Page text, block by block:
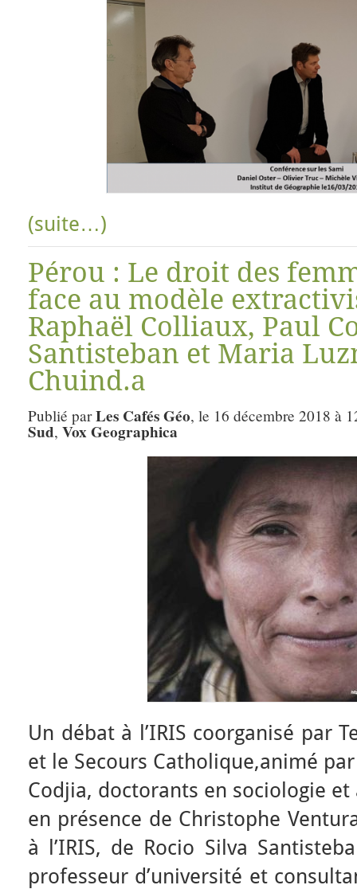
(suite…)
Pérou : Le droit des
face au modèle
Raphaël Colliaux, Paul
Santisteban et Maria
Chuind.a
Publié parLes Cafés Géo, le 16 décembre 2018 à
Sud, Vox Geographica
Un débat à l’IRIS coorganisé par
et le Secours Catholique,animé
Codjia, doctorants en sociologie
en présence de Christophe
à l’IRIS, de Rocio Silva
professeur d’université et